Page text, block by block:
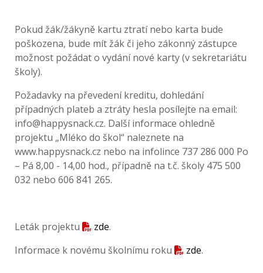
Pokud žák/žákyně kartu ztratí nebo karta bude
poškozena, bude mít žák či jeho zákonný zástupce
možnost požádat o vydání nové karty (v sekretariátu
školy).
Požadavky na převedení kreditu, dohledání
případných plateb a ztráty hesla posílejte na email:
info@happysnack.cz. Další informace ohledně
projektu „Mléko do škol“ naleznete na
www.happysnack.cz nebo na infolince 737 286 000 Po
– Pá 8,00 - 14,00 hod., případně na t.č. školy 475 500
032 nebo 606 841 265.
Leták projektu zde.
Informace k novému školnímu roku
zde.